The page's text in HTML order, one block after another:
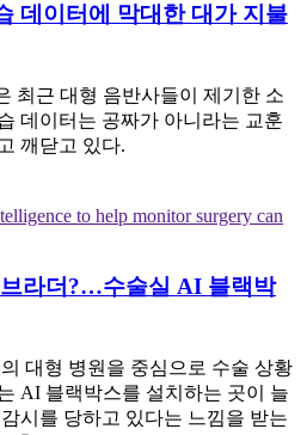
데이터에 막대한 대가 지불
최근 대형 음반사들이 제기한 소
데이터는 공짜가 아니라는 교훈
깨닫고 있다.
to help monitor surgery can
라더?…수술실 AI 블랙박
대형 병원을 중심으로 수술 상황
AI 블랙박스를 설치하는 곳이 늘
시를 당하고 있다는 느낌을 받는